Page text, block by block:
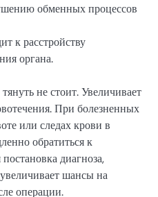
обменных процессов
к расстройству
органа.
не стоит. Увеличивает
При болезненных
или следах крови в
обратиться к
диагноза,
шансы на
операции.